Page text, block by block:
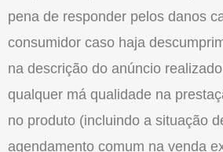
pena de responder pelos danos
consumidor caso haja
na descrição do anúncio
qualquer má qualidade na
no produto (incluindo a situação
agendamento comum na venda